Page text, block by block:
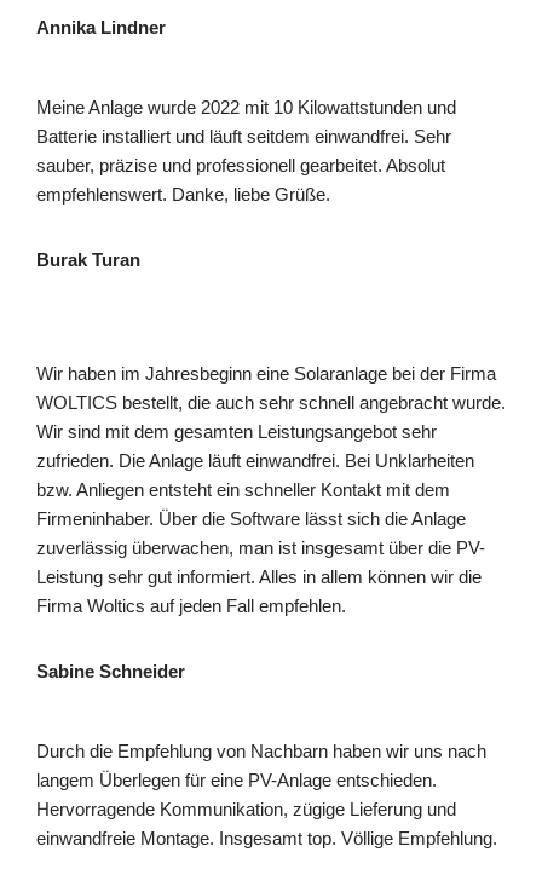
Annika Lindner
Meine Anlage wurde 2022 mit 10 Kilowattstunden und
Batterie installiert und läuft seitdem einwandfrei. Sehr
sauber, präzise und professionell gearbeitet. Absolut
empfehlenswert. Danke, liebe Grüße.
Burak Turan
Wir haben im Jahresbeginn eine Solaranlage bei der Firma
WOLTICS bestellt, die auch sehr schnell angebracht wurde.
Wir sind mit dem gesamten Leistungsangebot sehr
zufrieden. Die Anlage läuft einwandfrei. Bei Unklarheiten
bzw. Anliegen entsteht ein schneller Kontakt mit dem
Firmeninhaber. Über die Software lässt sich die Anlage
zuverlässig überwachen, man ist insgesamt über die PV-
Leistung sehr gut informiert. Alles in allem können wir die
Firma Woltics auf jeden Fall empfehlen.
Sabine Schneider
Durch die Empfehlung von Nachbarn haben wir uns nach
langem Überlegen für eine PV-Anlage entschieden.
Hervorragende Kommunikation, zügige Lieferung und
einwandfreie Montage. Insgesamt top. Völlige Empfehlung.